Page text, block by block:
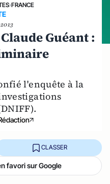
›FRANCE
Guéant :
l'enquête à la
CLASSER
favori sur Google